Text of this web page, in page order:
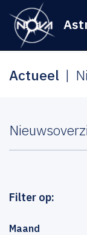
Actueel
Filter op:
Maand